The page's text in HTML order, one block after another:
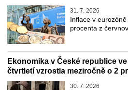
31. 7. 2026
Inflace v
procenta z
Ekonomika v České republice
čtvrtletí vzrostla meziročně o 2
30. 7. 2026